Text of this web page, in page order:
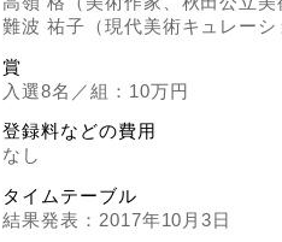
難波 祐子（現代美術キュレーシ
賞
入選8名／組：10万円
登録料などの費用
なし
タイムテーブル
結果発表：2017年10月3日